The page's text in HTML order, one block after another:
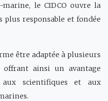
le CIDCO ouvre la
plus responsable et fondée
être adaptée à plusieurs
offrant ainsi un avantage
aux scientifiques et aux